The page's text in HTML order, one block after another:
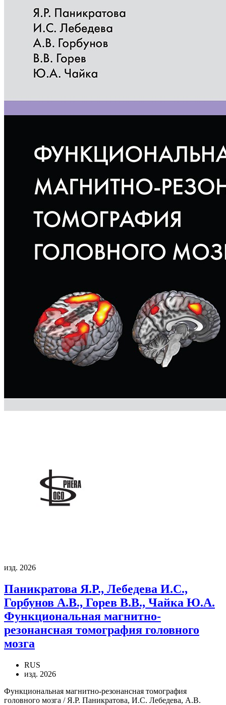
изд. 2026
Паникратова Я.Р., Лебедева И.С.,
Горбунов А.В., Горев В.В., Чайка Ю.А.
Функциональная магнитно-
резонансная томография головного
мозга
RUS
изд. 2026
Функциональная магнитно-резонансная томография
головного мозга / Я.Р. Паникратова, И.С. Лебедева, А.В.